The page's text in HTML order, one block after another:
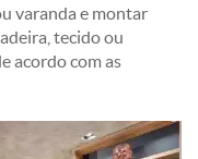
varanda e montar
tecido ou
acordo com as